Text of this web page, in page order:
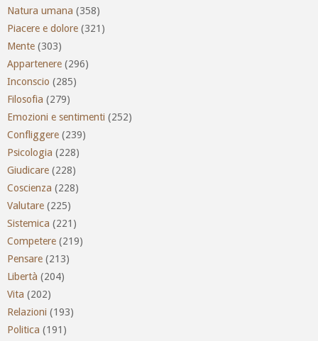
Natura umana (358)
Piacere e dolore (321)
Mente (303)
Appartenere (296)
Inconscio (285)
Filosofia (279)
Emozioni e sentimenti (252)
Confliggere (239)
Psicologia (228)
Giudicare (228)
Coscienza (228)
Valutare (225)
Sistemica (221)
Competere (219)
Pensare (213)
Libertà (204)
Vita (202)
Relazioni (193)
Politica (191)